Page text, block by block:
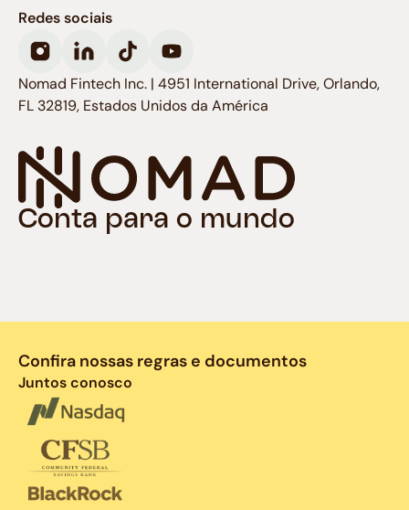
Conta para o mundo
Redes sociais
Nomad Fintech Inc. | 4951 International Drive, Orlando,
FL 32819, Estados Unidos da América
Confira nossas regras e documentos
Juntos conosco